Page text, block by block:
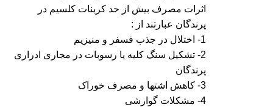
اثرات مصرف بیش از حد کربنات کلسیم در
پرندگان عبارتند از :
1- اختلال در جذب فسفر و منیزیم
2- تشکیل سنگ کلیه یا رسوبات در مجاری ادراری
پرندگان
3- کاهش اشتها و مصرف خوراک
4- مشکلات گوارشی